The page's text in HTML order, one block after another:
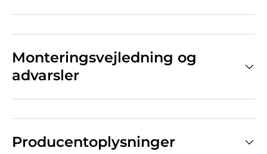
Monteringsvejledning og
advarsler
Producentoplysninger